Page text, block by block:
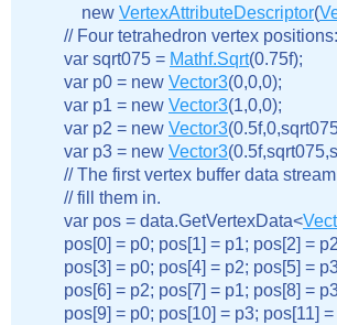
            new
VertexAttributeDescriptor(
        // Four tetrahedron vertex positions:
        var sqrt075 =
Mathf.Sqrt(0.75f);
        var p0 = new
Vector3(0,0,0);
        var p1 = new
Vector3(1,0,0);
        var p2 = new
Vector3
        var p3 = new
Vector3
// The first vertex buffer data
        // fill them in.
        var pos = data.GetVertexData<
pos[0] = p0; pos[1] = p1; pos[2] =
pos[3] = p0; pos[4] = p2; pos[5] =
pos[6] = p2; pos[7] = p1; pos[8] =
pos[9] = p0; pos[10] = p3; pos[11] =